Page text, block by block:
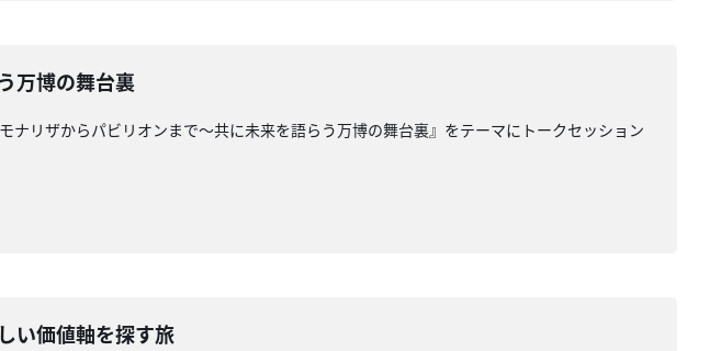
万博の舞台裏
リザからパビリオンまで～共に未来を語らう万博の舞台裏』をテーマにトークセッション
い価値軸を探す旅